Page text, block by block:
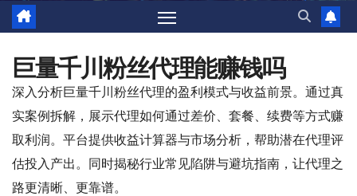
巨量千川粉丝代理能赚钱吗
深入分析巨量千川粉丝代理的盈利模式与收益前景。通过真
实案例拆解，展示代理如何通过差价、套餐、续费等方式赚
取利润。平台提供收益计算器与市场分析，帮助潜在代理评
估投入产出。同时揭秘行业常见陷阱与避坑指南，让代理之
路更清晰、更靠谱。